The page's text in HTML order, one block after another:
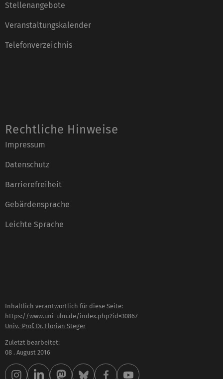
Stellenangebote
Veranstaltungskalender
Telefonverzeichnis
Rechtliche Hinweise
Impressum
Datenschutz
Barrierefreiheit
Gebärdensprache
Leichte Sprache
Inhaltlich verantwortlich für diese Seite:
https://www.uni-ulm.de/index.php?id=30867
Univ.-Prof. Dr. Florian Steger
Zuletzt bearbeitet:
08 . August 2016